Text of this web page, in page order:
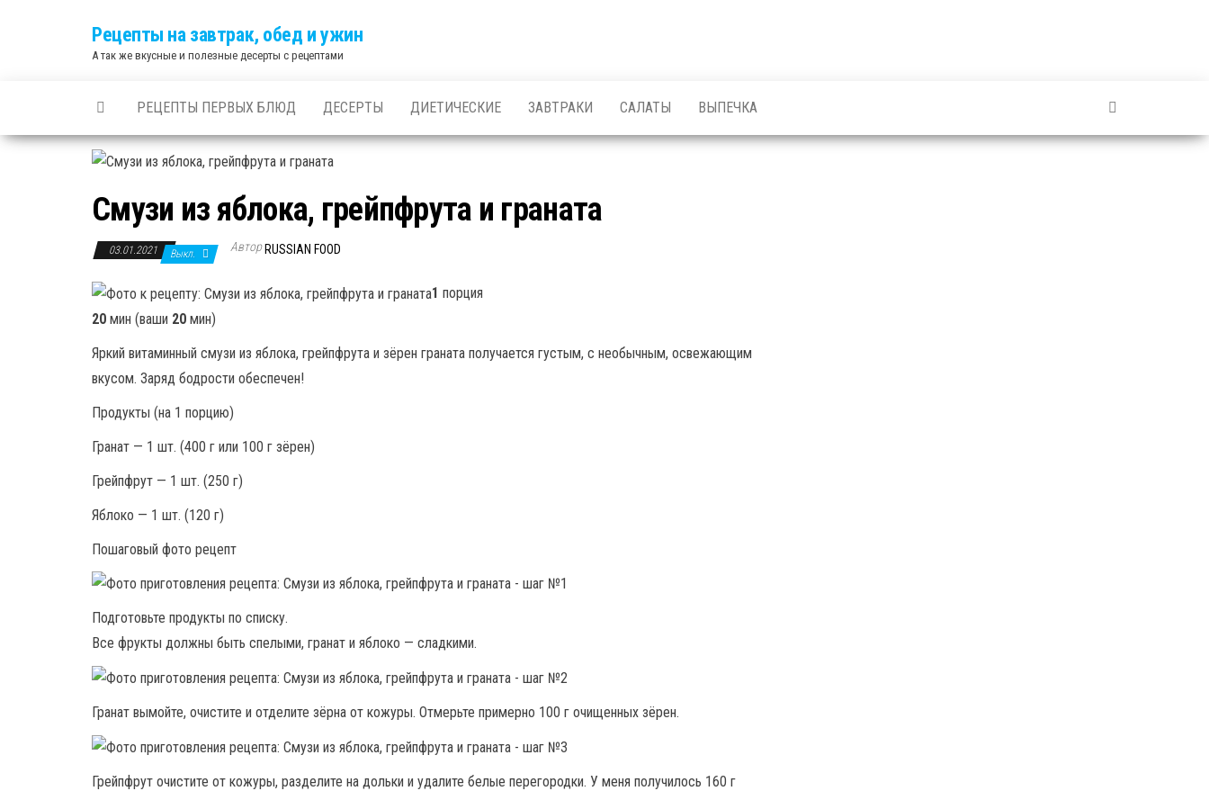
Рецепты на завтрак, обед и ужин
А так же вкусные и полезные десерты с рецептами
РЕЦЕПТЫ ПЕРВЫХ БЛЮД ДЕСЕРТЫ ДИЕТИЧЕСКИЕ ЗАВТРАКИ САЛАТЫ ВЫПЕЧКА
Смузи из яблока, грейпфрута и граната
03.01.2021 Выкл. Автор RUSSIAN FOOD
1 порция
20 мин (ваши 20 мин)
Яркий витаминный смузи из яблока, грейпфрута и зёрен граната получается густым, с необычным, освежающим
вкусом. Заряд бодрости обеспечен!
Продукты (на 1 порцию)
Гранат — 1 шт. (400 г или 100 г зёрен)
Грейпфрут — 1 шт. (250 г)
Яблоко — 1 шт. (120 г)
Пошаговый фото рецепт
Подготовьте продукты по списку.
Все фрукты должны быть спелыми, гранат и яблоко — сладкими.
Гранат вымойте, очистите и отделите зёрна от кожуры. Отмерьте примерно 100 г очищенных зёрен.
Грейпфрут очистите от кожуры, разделите на дольки и удалите белые перегородки. У меня получилось 160 г